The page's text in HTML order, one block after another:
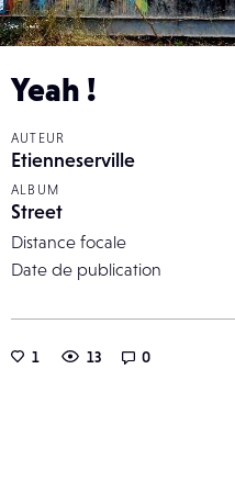
Yeah !
AUTEUR
Etienneserville
ALBUM
Street
Distance focale
Date de publication
1 13 0